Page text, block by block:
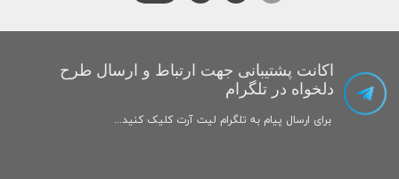
اکانت پشتیبانی جهت ارتباط و ارسال طرح
دلخواه در تلگرام
برای ارسال پیام به تلگرام لیت آرت کلیک کنید...